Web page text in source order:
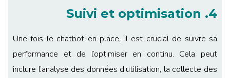
4. Suivi et optimisation
Une fois le chatbot en place, il est crucial de suivre sa
performance et de l’optimiser en continu. Cela peut
inclure l’analyse des données d’utilisation, la collecte des